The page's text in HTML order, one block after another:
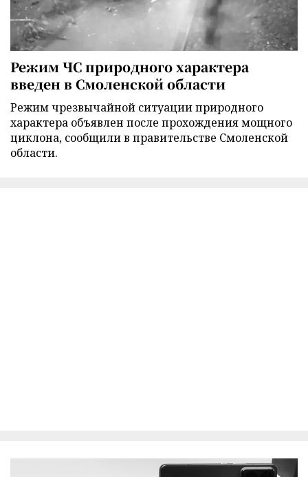
Режим ЧС природного характера
введен в Смоленской области
Режим чрезвычайной ситуации природного
характера объявлен после прохождения мощного
циклона, сообщили в правительстве Смоленской
области.